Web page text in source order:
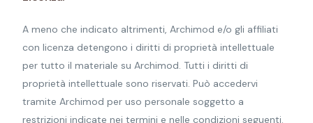
A meno che indicato altrimenti, Archimod e/o gli affiliati
con licenza detengono i diritti di proprietà intellettuale
per tutto il materiale su Archimod. Tutti i diritti di
proprietà intellettuale sono riservati. Può accedervi
tramite Archimod per uso personale soggetto a
restrizioni indicate nei termini e nelle condizioni seguenti.